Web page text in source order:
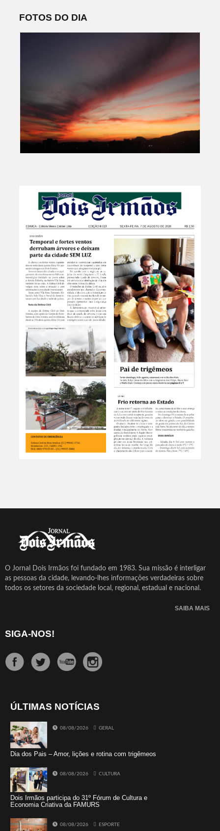
FOTOS DO DIA
O Jornal Dois Irmãos foi fundado em 1983. Sua missão é interligar
as pessoas da cidade, levando-lhes informações verdadeiras sobre
todos os setores da sociedade local, regional, estadual e nacional.
SAIBA MAIS
SIGA-NOS!
ÚLTIMAS NOTÍCIAS
08/08/2026 GERAL
Dia dos Pais – Amor, lições e rotina com trigêmeos
08/08/2026 CULTURA
Dois Irmãos participa do 31º Fórum de Cultura e
Economia Criativa da FAMURS
08/08/2026 ESPORTE